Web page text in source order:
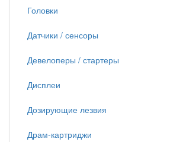
Головки
Датчики / сенсоры
Девелоперы / стартеры
Дисплеи
Дозирующие лезвия
Драм-картриджи